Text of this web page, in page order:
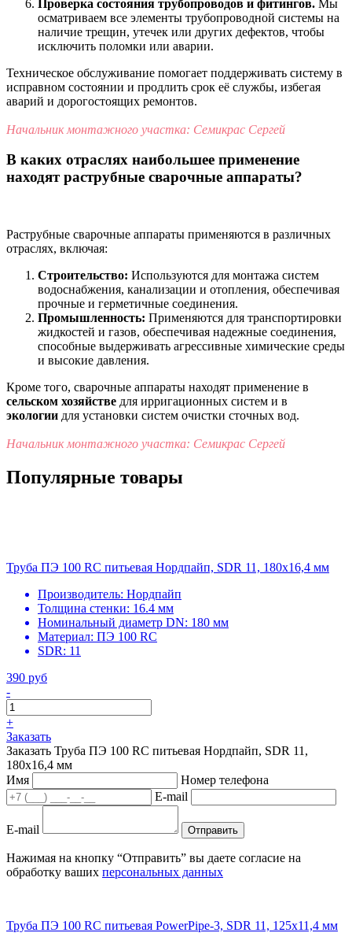
Проверка состояния трубопроводов и фитингов. Мы
осматриваем все элементы трубопроводной системы на
наличие трещин, утечек или других дефектов, чтобы
исключить поломки или аварии.
Техническое обслуживание помогает поддерживать систему в
исправном состоянии и продлить срок её службы, избегая
аварий и дорогостоящих ремонтов.
Начальник монтажного участка: Семикрас Сергей
В каких отраслях наибольшее применение
находят раструбные сварочные аппараты?
Раструбные сварочные аппараты применяются в различных
отраслях, включая:
Строительство: Используются для монтажа систем
водоснабжения, канализации и отопления, обеспечивая
прочные и герметичные соединения.
Промышленность: Применяются для транспортировки
жидкостей и газов, обеспечивая надежные соединения,
способные выдерживать агрессивные химические среды
и высокие давления.
Кроме того, сварочные аппараты находят применение в
сельском хозяйстве для ирригационных систем и в
экологии для установки систем очистки сточных вод.
Начальник монтажного участка: Семикрас Сергей
Популярные товары
Труба ПЭ 100 RC питьевая Нордпайп, SDR 11, 180х16,4 мм
Производитель: Нордпайп
Толщина стенки: 16.4 мм
Номинальный диаметр DN: 180 мм
Материал: ПЭ 100 RC
SDR: 11
390 руб
-
+
Заказать
Заказать Труба ПЭ 100 RC питьевая Нордпайп, SDR 11,
180х16,4 мм
Имя
Номер телефона
E-mail
E-mail Отправить
Нажимая на кнопку “Отправить” вы даете согласие на
обработку ваших персональных данных
Труба ПЭ 100 RC питьевая PowerPipe-3, SDR 11, 125х11,4 мм